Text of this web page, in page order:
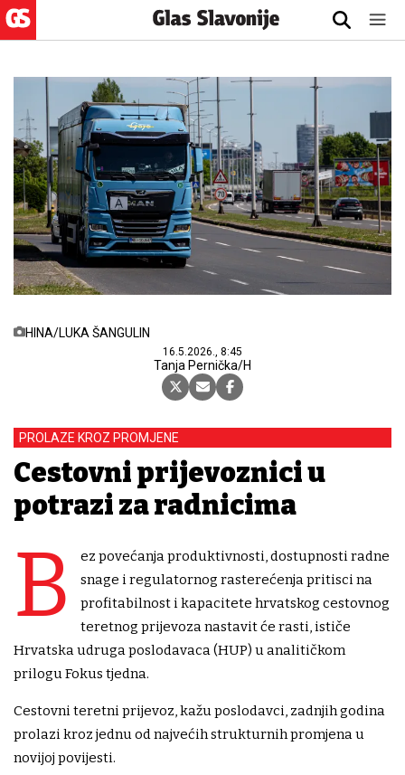
HINA/LUKA ŠANGULIN
16.5.2026., 8:45
Tanja Pernička/H
PROLAZE KROZ PROMJENE
Cestovni prijevoznici u
potrazi za radnicima
B
ez povećanja produktivnosti, dostupnosti radne
snage i regulatornog rasterećenja pritisci na
profitabilnost i kapacitete hrvatskog cestovnog
teretnog prijevoza nastavit će rasti, ističe
Hrvatska udruga poslodavaca (HUP) u analitičkom
prilogu Fokus tjedna.
Cestovni teretni prijevoz, kažu poslodavci, zadnjih godina
prolazi kroz jednu od najvećih strukturnih promjena u
novijoj povijesti.